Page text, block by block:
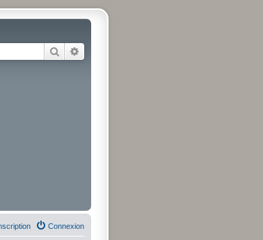
Rechercher
Connexion